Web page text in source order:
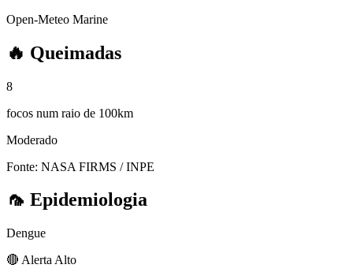
Open-Meteo Marine
🔥 Queimadas
8
focos num raio de 100km
Moderado
Fonte: NASA FIRMS / INPE
🦟 Epidemiologia
Dengue
🔴 Alerta Alto